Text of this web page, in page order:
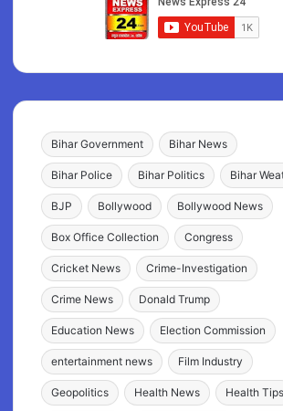
Bihar Government Bihar News
Bihar Police Bihar Politics Bihar
BJP Bollywood Bollywood News
Box Office Collection Congress
Cricket News Crime-Investigation
Crime News Donald Trump
Education News Election Commission
entertainment news Film Industry
Geopolitics Health News Health Tips